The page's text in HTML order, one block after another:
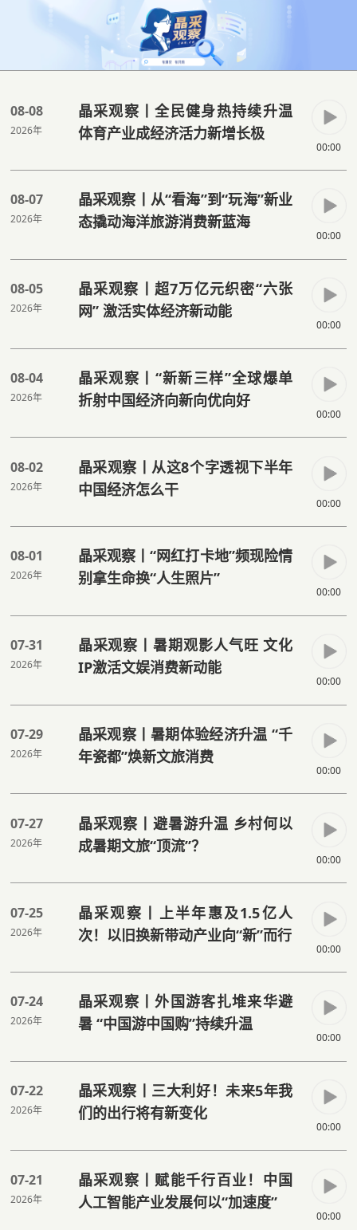
08-08
2026年
晶采观察丨全民健身热持续升温
体育产业成经济活力新增长极
00:00
08-07
2026年
晶采观察丨从“看海”到“玩海”新业
态撬动海洋旅游消费新蓝海
00:00
08-05
2026年
晶采观察丨超7万亿元织密“六张
网” 激活实体经济新动能
00:00
08-04
2026年
晶采观察丨“新新三样”全球爆单
折射中国经济向新向优向好
00:00
08-02
2026年
晶采观察丨从这8个字透视下半年
中国经济怎么干
00:00
08-01
2026年
晶采观察丨“网红打卡地”频现险情
别拿生命换“人生照片”
00:00
07-31
2026年
晶采观察丨暑期观影人气旺 文化
IP激活文娱消费新动能
00:00
07-29
2026年
晶采观察丨暑期体验经济升温 “千
年瓷都”焕新文旅消费
00:00
07-27
2026年
晶采观察丨避暑游升温 乡村何以
成暑期文旅“顶流”？
00:00
07-25
2026年
晶采观察丨上半年惠及1.5亿人
次！以旧换新带动产业向“新”而行
00:00
07-24
2026年
晶采观察丨外国游客扎堆来华避
暑 “中国游中国购”持续升温
00:00
07-22
2026年
晶采观察丨三大利好！未来5年我
们的出行将有新变化
00:00
07-21
2026年
晶采观察丨赋能千行百业！中国
人工智能产业发展何以“加速度”
00:00